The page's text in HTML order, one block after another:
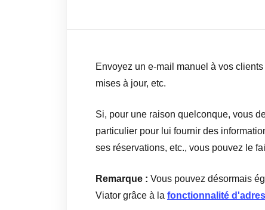
Envoyez un e-mail manuel à vos
mises à jour, etc.
Si, pour une raison quelconque, vous
particulier pour lui fournir des
ses réservations, etc., vous pouvez le
Remarque : Vous pouvez désormais
Viator grâce à la fonctionnalité